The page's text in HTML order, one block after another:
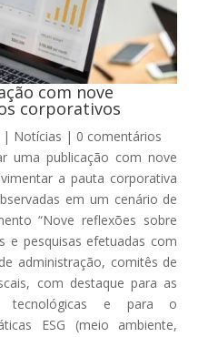
com nove
corporativos
| Notícias | 0 comentários
uma publicação com nove
a pauta corporativa
em um cenário de
“Nove reflexões sobre
e pesquisas efetuadas com
administração, comitês de
com destaque para as
tecnológicas e para o
ESG (meio ambiente,